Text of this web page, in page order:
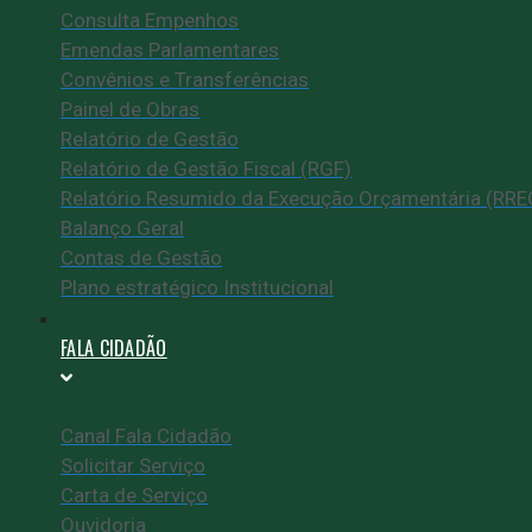
Consulta Empenhos
Emendas Parlamentares
Convênios e Transferências
Painel de Obras
Relatório de Gestão
Relatório de Gestão Fiscal (RGF)
Relatório Resumido da Execução Orçamentária
Balanço Geral
Contas de Gestão
Plano estratégico Institucional
FALA CIDADÃO
Canal Fala Cidadão
Solicitar Serviço
Carta de Serviço
Ouvidoria